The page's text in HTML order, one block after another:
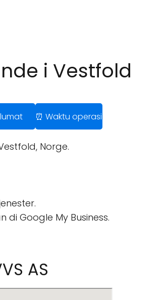
i Vestfold
⏰ Waktu operasi
Norge.
di Google My Business.
AS